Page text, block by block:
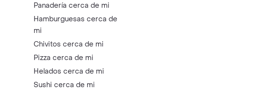
Panadería cerca de mi
Hamburguesas cerca de
mi
Chivitos cerca de mi
Pizza cerca de mi
Helados cerca de mi
Sushi cerca de mi